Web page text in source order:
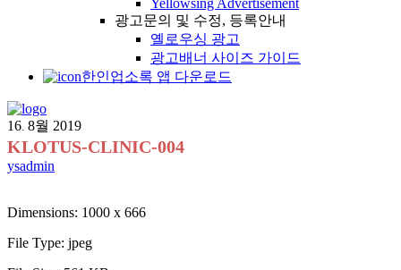
Yellowsing Advertisement
광고문의 및 수정, 등록안내
옐로우싱 광고
광고배너 사이즈 가이드
한인업소록 앱 다운로드
16. 8월 2019
KLOTUS-CLINIC-004
ysadmin
Dimensions: 1000 x 666
File Type: jpeg